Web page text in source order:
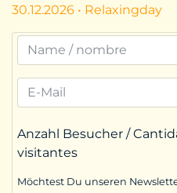
30.12.2026 • Relaxingday
Anzahl Besucher /
visitantes
Möchtest Du unseren